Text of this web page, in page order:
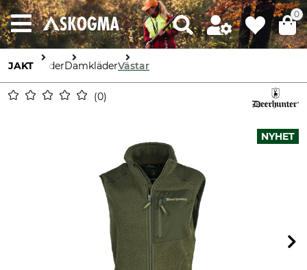
0
JAKT KläderDamkläderVästar
0
NYHET